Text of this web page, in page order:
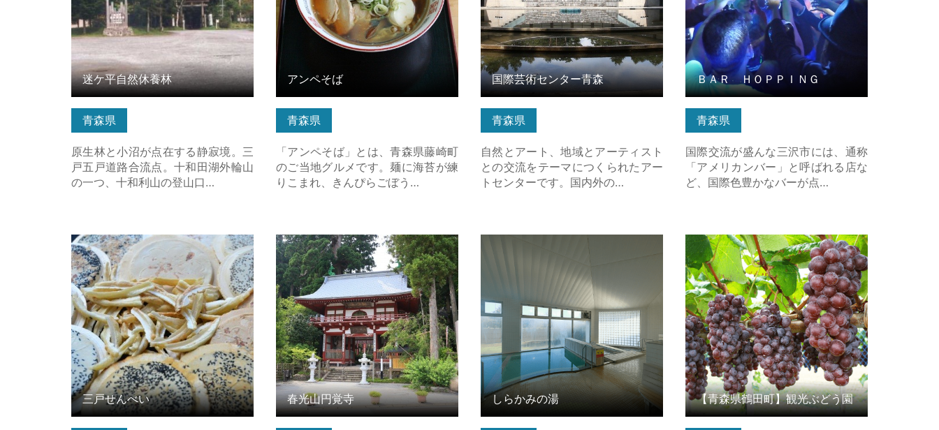
青森県
原生林と小沼が点在する静寂境。三
戸五戸道路合流点。十和田湖外輪山
の一つ、十和利山の登山口…
迷ケ平自然休養林
青森県
「アンペそば」とは、青森県藤崎町
のご当地グルメです。麺に海苔が練
りこまれ、きんぴらごぼう…
アンペそば
青森県
自然とアート、地域とアーティスト
との交流をテーマにつくられたアー
トセンターです。国内外の…
国際芸術センター青森
青森県
国際交流が盛んな三沢市には、通称
「アメリカンバー」と呼ばれる店な
ど、国際色豊かなバーが点…
ＢＡＲ ＨＯＰＰＩＮＧ
三戸せんべい の詳細はこちら
三戸せんべい
春光山円覚寺 の詳細はこちら
春光山円覚寺
しらかみの湯 の詳細はこちら
しらかみの湯
【青森県鶴田町】観光ぶどう園 の詳
細はこちら
【青森県鶴田町】観光ぶどう園